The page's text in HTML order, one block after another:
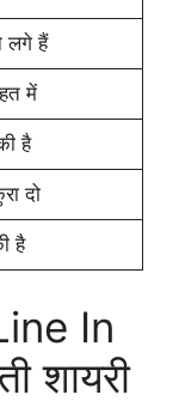
लगे हैं
में
है
दो
है
In
शायरी